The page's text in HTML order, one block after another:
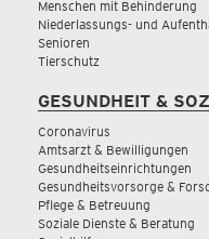
Menschen mit Behinderung
Niederlassungs- und
Senioren
Tierschutz
GESUNDHEIT &
Coronavirus
Amtsarzt & Bewilligungen
Gesundheitseinrichtungen
Gesundheitsvorsorge &
Pflege & Betreuung
Soziale Dienste & Beratung